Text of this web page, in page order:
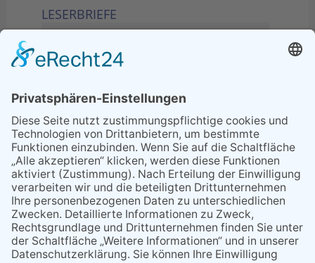
LESERBRIEFE
Sperrung B455: Kleiner
Grenzverkehr statt weite Wege
21.04.2026
Wenn Bahn-Computer nicht
miteinander kommunizieren
11.03.2026
"Plakatverbot für überregionale
Demos"
04.02.2026
Gelbe Tonne – Ein kleiner Blick
über den Tellerand
04.02.2026
Plastikersparnis durch Nutzung